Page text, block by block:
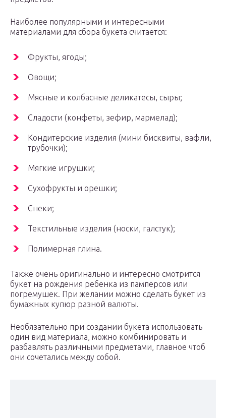
Наиболее популярными и интересными
материалами для сбора букета считается:
Фрукты, ягоды;
Овощи;
Мясные и колбасные деликатесы, сыры;
Сладости (конфеты, зефир, мармелад);
Кондитерские изделия (мини бисквиты, вафли,
трубочки);
Мягкие игрушки;
Сухофрукты и орешки;
Снеки;
Текстильные изделия (носки, галстук);
Полимерная глина.
Также очень оригинально и интересно смотрится
букет на рождения ребенка из памперсов или
погремушек. При желании можно сделать букет из
бумажных купюр разной валюты.
Необязательно при создании букета использовать
один вид материала, можно комбинировать и
разбавлять различными предметами, главное чтоб
они сочетались между собой.